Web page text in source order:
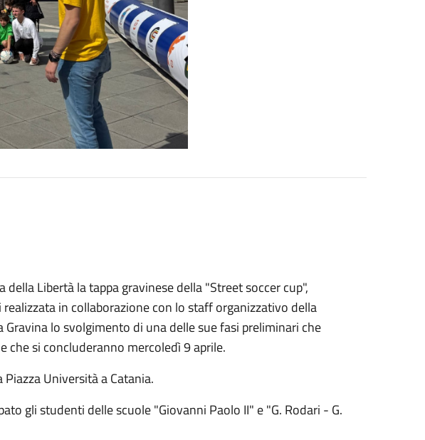
Libertà la tappa gravinese della "Street soccer cup",
in collaborazione con lo staff organizzativo della
lo svolgimento di una delle sue fasi preliminari che
che si concluderanno mercoledì 9 aprile.
Università a Catania.
gli studenti delle scuole "Giovanni Paolo II" e "G. Rodari - G.